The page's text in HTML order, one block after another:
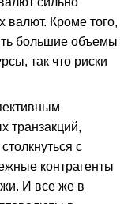
валют. Кроме того,
большие объемы
так что риски
транзакций,
с
контрагенты
И все же в